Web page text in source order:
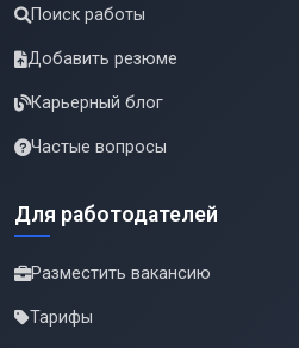
Поиск работы
Добавить резюме
Карьерный блог
Частые вопросы
Для работодателей
Разместить вакансию
Тарифы